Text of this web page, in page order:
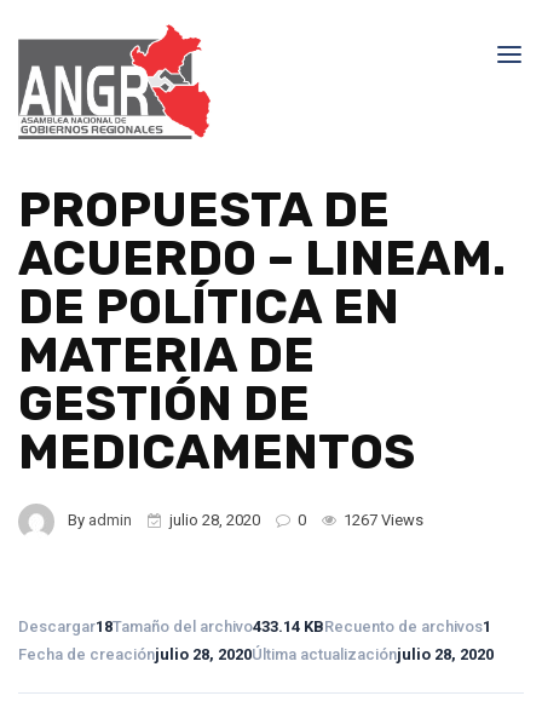
PROPUESTA DE
ACUERDO – LINEAM.
DE POLÍTICA EN
MATERIA DE
GESTIÓN DE
MEDICAMENTOS
By admin julio 28, 2020 0 1267 Views
Descargar18Tamaño del archivo433.14 KBRecuento de archivos1
Fecha de creaciónjulio 28, 2020Última actualizaciónjulio 28, 2020